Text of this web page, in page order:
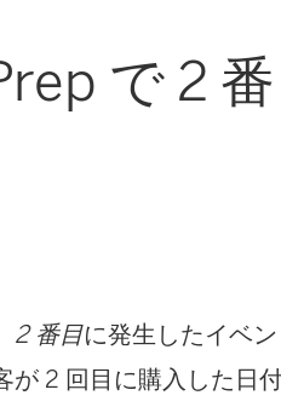
で 2
2 番目に発生したイベ
が 2 回目に購入した日